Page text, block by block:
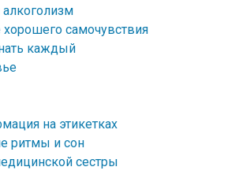
самочувствия
каждый
на этикетках
ритмы и сон
сестры